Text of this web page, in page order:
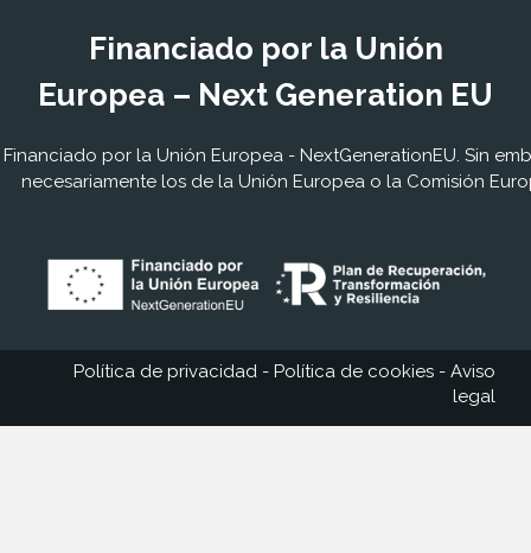
Financiado por la Unión
Europea – Next Generation EU
Financiado por la Unión Europea - NextGenerationEU. Sin
necesariamente los de la Unión Europea o la Comisión
Política de privacidad- Política de cookies- Aviso
legal